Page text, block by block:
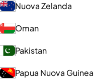
Nuova Zelanda
Oman
Pakistan
Papua Nuova Guinea